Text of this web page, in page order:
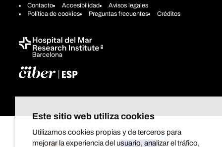
Contacto Accesibilidad
Avisos legales
Política de cookies
Preguntas frecuentes Créditos
Este sitio web utiliza cookies
Utilizamos cookies propias y de terceros para
mejorar la experiencia del usuario, analizar el tráfico,